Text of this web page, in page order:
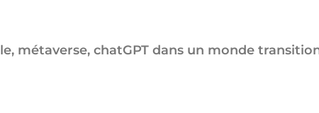
métaverse, chatGPT dans un monde